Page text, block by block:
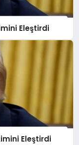
Eleştirdi
Eleştirdi